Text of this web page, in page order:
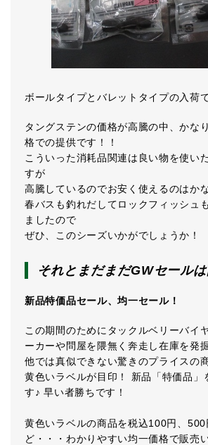
ボールタイプとバレットタイプの入荷
タングステンの価格が高騰の中、かな
格での提供です！！
こういった消耗品関連は良い物を使い
すが
高騰しているのでお安く使えるのはか
春バスも釣れだしてロックフィッシュ
ましたので
ぜひ、このシーズいかがでしょうか！
それとまだまだGWセール
新品特価品セール、均一セール！
この期間のためにタックルベリーバイ
ーカーや問屋を隈無く奔走し在庫を発
他では真似できない驚きのプライスの
黄色いラベルが目印！ 新品「特価品」
す♪ 早い者勝ちです！
黄色いラベルの商品を税込100円、
ど・・・わかりやすい均一価格で販売